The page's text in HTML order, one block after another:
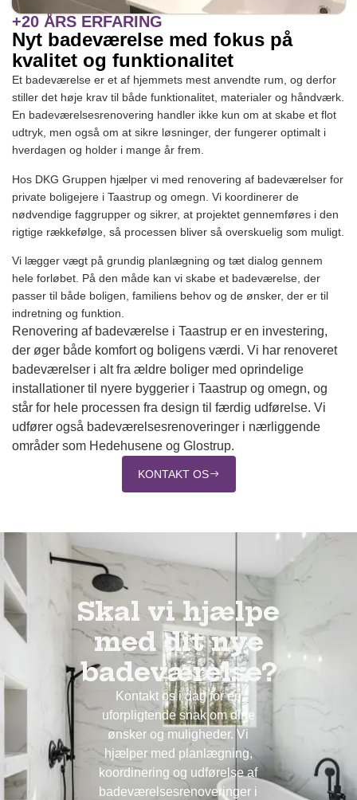
+20 ÅRS ERFARING
Nyt badeværelse med fokus på
kvalitet og funktionalitet
Et badeværelse er et af hjemmets mest anvendte rum, og derfor
stiller det høje krav til både funktionalitet, materialer og håndværk.
En badeværelsesrenovering handler ikke kun om at skabe et flot
udtryk, men også om at sikre løsninger, der fungerer optimalt i
hverdagen og holder i mange år frem.
Hos DKG Gruppen hjælper vi med renovering af badeværelser for
private boligejere i Taastrup og omegn. Vi koordinerer de
nødvendige faggrupper og sikrer, at projektet gennemføres i den
rigtige rækkefølge, så processen bliver så overskuelig som muligt.
Vi lægger vægt på grundig planlægning og tæt dialog gennem
hele forløbet. På den måde kan vi skabe et badeværelse, der
passer til både boligen, familiens behov og de ønsker, der er til
indretning og funktion.
Renovering af badeværelse i Taastrup er en investering,
der øger både komfort og boligens værdi. Vi har renoveret
badeværelser i alt fra ældre boliger med oprindelige
installationer til nyere byggerier i Taastrup og omegn, og
står for hele processen fra design til færdig udførelse. Vi
udfører også badeværelsesrenoveringer i nærliggende
områder som Hedehusene og Glostrup.
KONTAKT OS
Skal vi hjælpe
med dit nye
badeværelse?
Kontakt os i dag for en
uforpligtende snak om dine
ønsker og muligheder. Vi
hjælper med planlægning,
koordinering og udførelse af
badeværelsesrenoveringer i